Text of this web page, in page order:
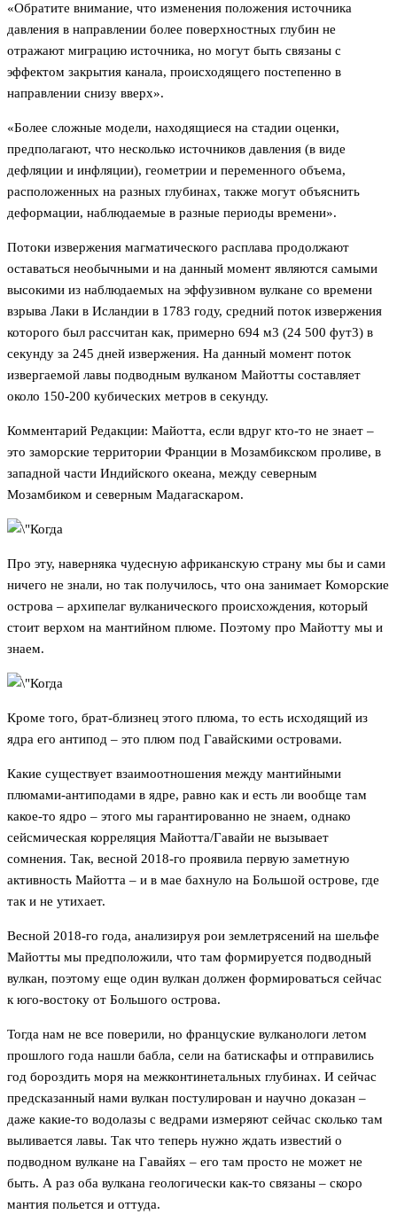
«Обратите внимание, что изменения положения источника
давления в направлении более поверхностных глубин не
отражают миграцию источника, но могут быть связаны с
эффектом закрытия канала, происходящего постепенно в
направлении снизу вверх».
«Более сложные модели, находящиеся на стадии оценки,
предполагают, что несколько источников давления (в виде
дефляции и инфляции), геометрии и переменного объема,
расположенных на разных глубинах, также могут объяснить
деформации, наблюдаемые в разные периоды времени».
Потоки извержения магматического расплава продолжают
оставаться необычными и на данный момент являются самыми
высокими из наблюдаемых на эффузивном вулкане со времени
взрыва Лаки в Исландии в 1783 году, средний поток извержения
которого был рассчитан как, примерно 694 м3 (24 500 фут3) в
секунду за 245 дней извержения. На данный момент поток
извергаемой лавы подводным вулканом Майотты составляет
около 150-200 кубических метров в секунду.
Комментарий Редакции: Майотта, если вдруг кто-то не знает –
это заморские территории Франции в Мозамбикском проливе, в
западной части Индийского океана, между северным
Мозамбиком и северным Мадагаскаром.
Про эту, наверняка чудесную африканскую страну мы бы и сами
ничего не знали, но так получилось, что она занимает Коморские
острова – архипелаг вулканического происхождения, который
стоит верхом на мантийном плюме. Поэтому про Майотту мы и
знаем.
Кроме того, брат-близнец этого плюма, то есть исходящий из
ядра его антипод – это плюм под Гавайскими островами.
Какие существует взаимоотношения между мантийными
плюмами-антиподами в ядре, равно как и есть ли вообще там
какое-то ядро – этого мы гарантированно не знаем, однако
сейсмическая корреляция Майотта/Гавайи не вызывает
сомнения. Так, весной 2018-го проявила первую заметную
активность Майотта – и в мае бахнуло на Большой острове, где
так и не утихает.
Весной 2018-го года, анализируя рои землетрясений на шельфе
Майотты мы предположили, что там формируется подводный
вулкан, поэтому еще один вулкан должен формироваться сейчас
к юго-востоку от Большого острова.
Тогда нам не все поверили, но француские вулканологи летом
прошлого года нашли бабла, сели на батискафы и отправились
год бороздить моря на межконтинетальных глубинах. И сейчас
предсказанный нами вулкан постулирован и научно доказан –
даже какие-то водолазы с ведрами измеряют сейчас сколько там
выливается лавы. Так что теперь нужно ждать известий о
подводном вулкане на Гавайях – его там просто не может не
быть. А раз оба вулкана геологически как-то связаны – скоро
мантия польется и оттуда.